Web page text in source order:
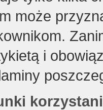
może
i